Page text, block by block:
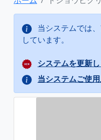
当システムでは
しています。
システムを更新し
当システムご使